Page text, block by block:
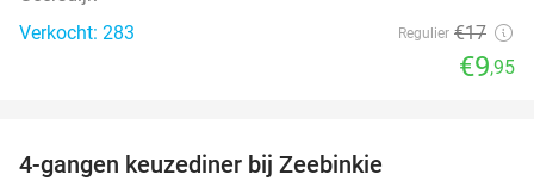
Verkocht: 283
Regulier €17
€9,95
4-gangen keuzediner bij Zeebinkie